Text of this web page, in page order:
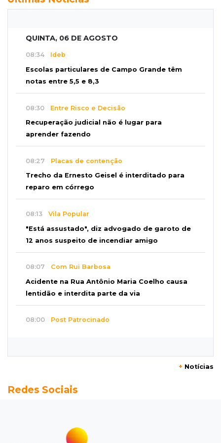
QUINTA, 06 DE AGOSTO
08:34 Ideb
Escolas particulares de Campo Grande têm
notas entre 5,5 e 8,3
08:30 Entre Risco e Decisão
Recuperação judicial não é lugar para
aprender fazendo
08:27 Placas de contenção
Trecho da Ernesto Geisel é interditado para
reparo em córrego
08:13 Vila Popular
"Está assustado", diz advogado de garoto de
12 anos suspeito de incendiar amigo
08:07 Com Rui Barbosa
Acidente na Rua Antônio Maria Coelho causa
lentidão e interdita parte da via
08:00 Post Patrocinado
Do 1º prêmio às dívidas, jogadores relatam
Fomento
Com só 1,3% do crédito de inovação da Finep,
+ Notícias
Redes Sociais